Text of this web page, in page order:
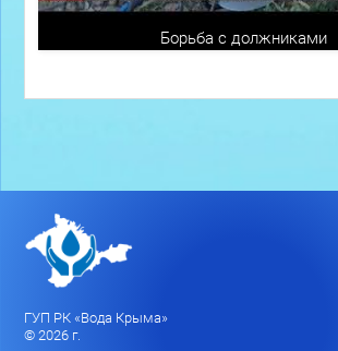
Борьба с должниками
ГУП РК «Вода Крыма»
© 2026 г.